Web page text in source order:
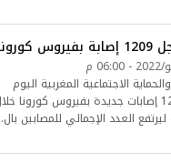
الاجتماعية المغربية اليوم
الأربعاء تسجيل 1209 إصابات جديدة بفيروس كورونا